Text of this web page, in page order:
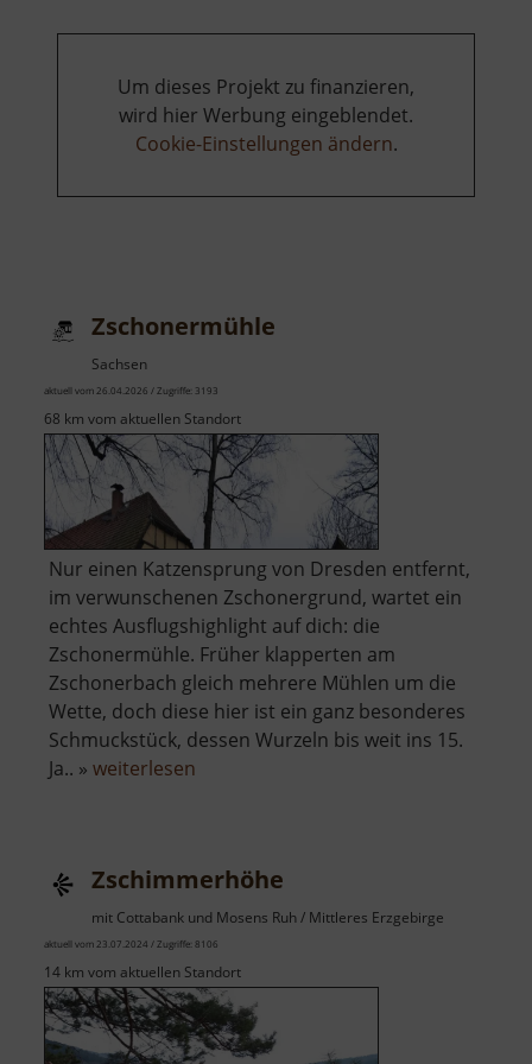
Um dieses Projekt zu finanzieren,
wird hier Werbung eingeblendet.
Cookie-Einstellungen ändern.
Zschonermühle
Sachsen
aktuell vom 26.04.2026 / Zugriffe: 3193
68 km vom aktuellen Standort
Nur einen Katzensprung von Dresden entfernt,
im verwunschenen Zschonergrund, wartet ein
echtes Ausflugshighlight auf dich: die
Zschonermühle. Früher klapperten am
Zschonerbach gleich mehrere Mühlen um die
Wette, doch diese hier ist ein ganz besonderes
Schmuckstück, dessen Wurzeln bis weit ins 15.
Ja.. » weiterlesen
Zschimmerhöhe
mit Cottabank und Mosens Ruh / Mittleres Erzgebirge
aktuell vom 23.07.2024 / Zugriffe: 8106
14 km vom aktuellen Standort